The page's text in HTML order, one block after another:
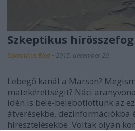
Szkeptikus
Szkeptikus Blog • 2015. december 29.
Lebegő kanál a Marson?
matekérettségit? Náci
idén is bele-belebotlottunk az
átverésekbe, dezinformációkba
híresztelésekbe. Voltak olyan